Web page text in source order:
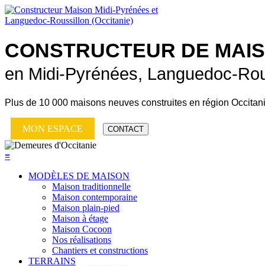
CONSTRUCTEUR DE
en Midi-Pyrénées, Languedoc-
Plus de 10 000 maisons neuves construites en région
MON ESPACE CONTACT
≡
MODÈLES DE MAISON
Maison traditionnelle
Maison contemporaine
Maison plain-pied
Maison à étage
Maison Cocoon
Nos réalisations
Chantiers et constructions
TERRAINS